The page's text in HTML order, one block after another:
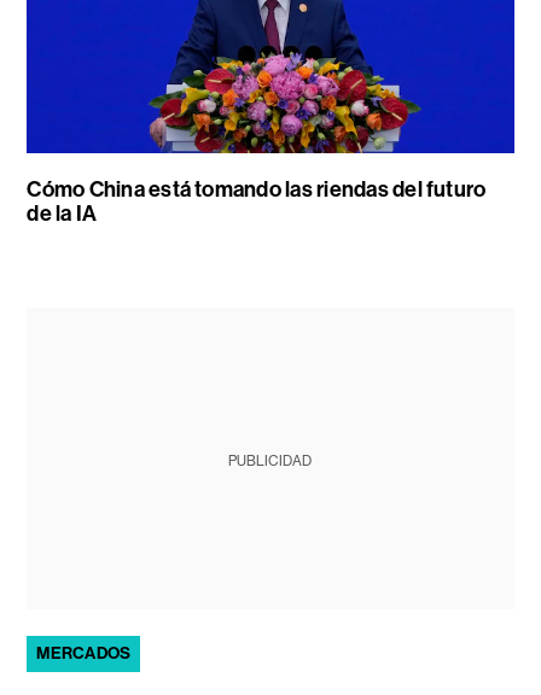
Cómo China está tomando las riendas del futuro
de la IA
PUBLICIDAD
MERCADOS